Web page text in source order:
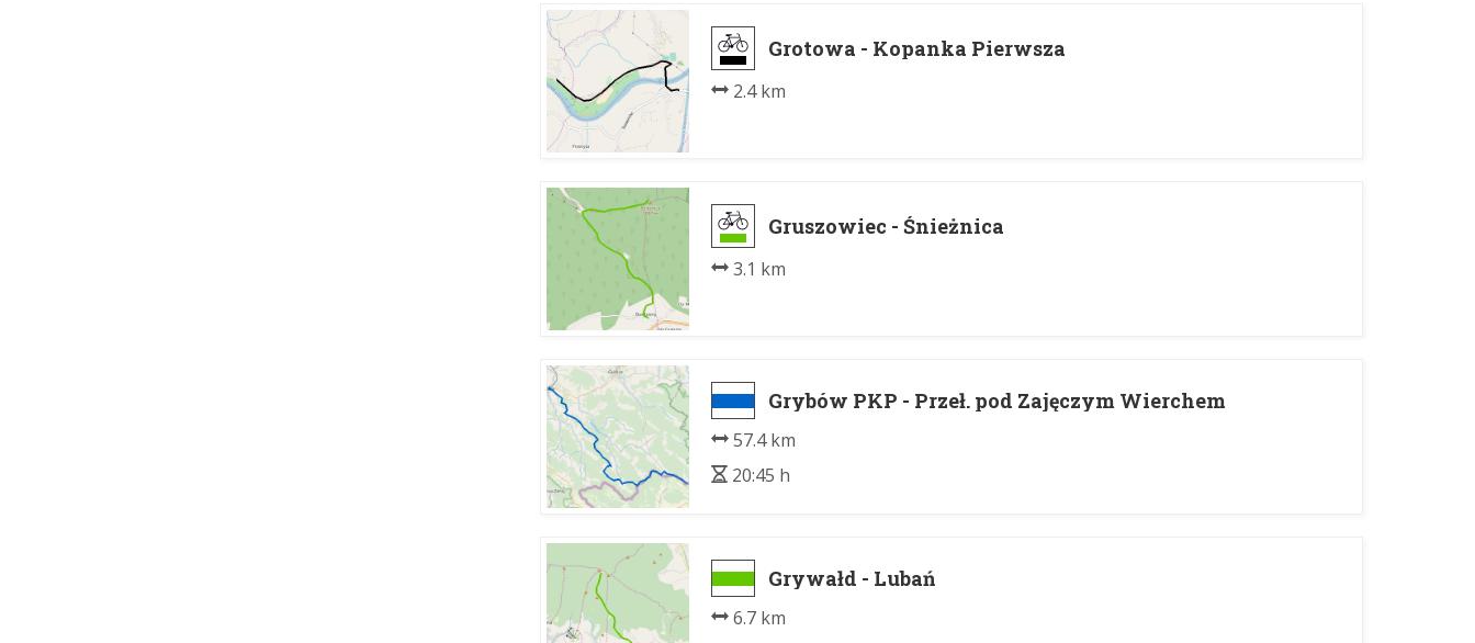
Grotowa - Kopanka Pierwsza
2.4 km
Gruszowiec - Śnieżnica
3.1 km
Grybów PKP - Przeł. pod Zajęczym Wierchem
57.4 km
20:45 h
Grywałd - Lubań
6.7 km